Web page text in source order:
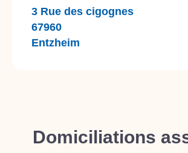
3 Rue des cigognes
67960
Entzheim
Domiciliations